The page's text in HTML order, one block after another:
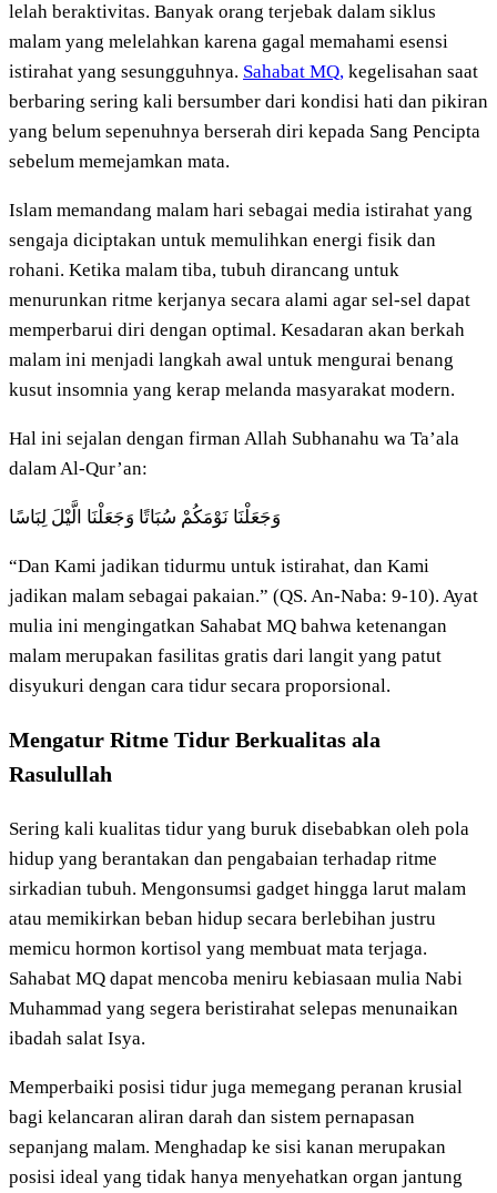
lelah beraktivitas. Banyak orang terjebak dalam siklus
malam yang melelahkan karena gagal memahami esensi
istirahat yang sesungguhnya. Sahabat MQ, kegelisahan saat
berbaring sering kali bersumber dari kondisi hati dan pikiran
yang belum sepenuhnya berserah diri kepada Sang Pencipta
sebelum memejamkan mata.
Islam memandang malam hari sebagai media istirahat yang
sengaja diciptakan untuk memulihkan energi fisik dan
rohani. Ketika malam tiba, tubuh dirancang untuk
menurunkan ritme kerjanya secara alami agar sel-sel dapat
memperbarui diri dengan optimal. Kesadaran akan berkah
malam ini menjadi langkah awal untuk mengurai benang
kusut insomnia yang kerap melanda masyarakat modern.
Hal ini sejalan dengan firman Allah Subhanahu wa Ta’ala
dalam Al-Qur’an:
وَجَعَلْنَا نَوْمَكُمْ سُبَاتًا وَجَعَلْنَا الَّيْلَ لِبَاسًا
“Dan Kami jadikan tidurmu untuk istirahat, dan Kami
jadikan malam sebagai pakaian.” (QS. An-Naba: 9-10). Ayat
mulia ini mengingatkan Sahabat MQ bahwa ketenangan
malam merupakan fasilitas gratis dari langit yang patut
disyukuri dengan cara tidur secara proporsional.
Mengatur Ritme Tidur Berkualitas ala
Rasulullah
Sering kali kualitas tidur yang buruk disebabkan oleh pola
hidup yang berantakan dan pengabaian terhadap ritme
sirkadian tubuh. Mengonsumsi gadget hingga larut malam
atau memikirkan beban hidup secara berlebihan justru
memicu hormon kortisol yang membuat mata terjaga.
Sahabat MQ dapat mencoba meniru kebiasaan mulia Nabi
Muhammad yang segera beristirahat selepas menunaikan
ibadah salat Isya.
Memperbaiki posisi tidur juga memegang peranan krusial
bagi kelancaran aliran darah dan sistem pernapasan
sepanjang malam. Menghadap ke sisi kanan merupakan
posisi ideal yang tidak hanya menyehatkan organ jantung